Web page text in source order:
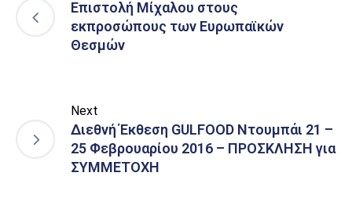
Επιστολή Μίχαλου στους
εκπροσώπους των Ευρωπαϊκών
Θεσμών
Next
Διεθνή Έκθεση GULFOOD Ντουμπάι 21 –
25 Φεβρουαρίου 2016 – ΠΡΟΣΚΛΗΣΗ για
ΣΥΜΜΕΤΟΧΗ